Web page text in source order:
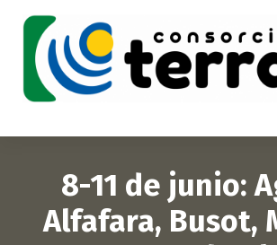
r
8-11 de junio:
Alfafara, Busot,